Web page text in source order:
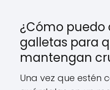
¿Cómo
galletas para
mantengan
Una vez que estén